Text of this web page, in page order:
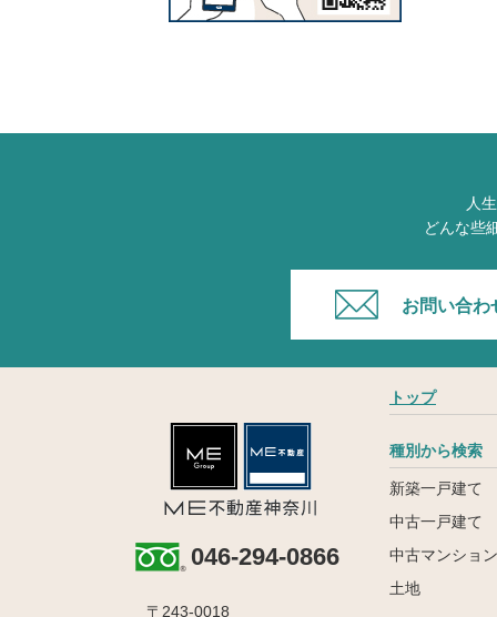
人
どんな些
お問い合わ
046-294-0866
〒243-0018
トップ
種別から検索
新築一戸建て
中古一戸建て
中古マンション
土地